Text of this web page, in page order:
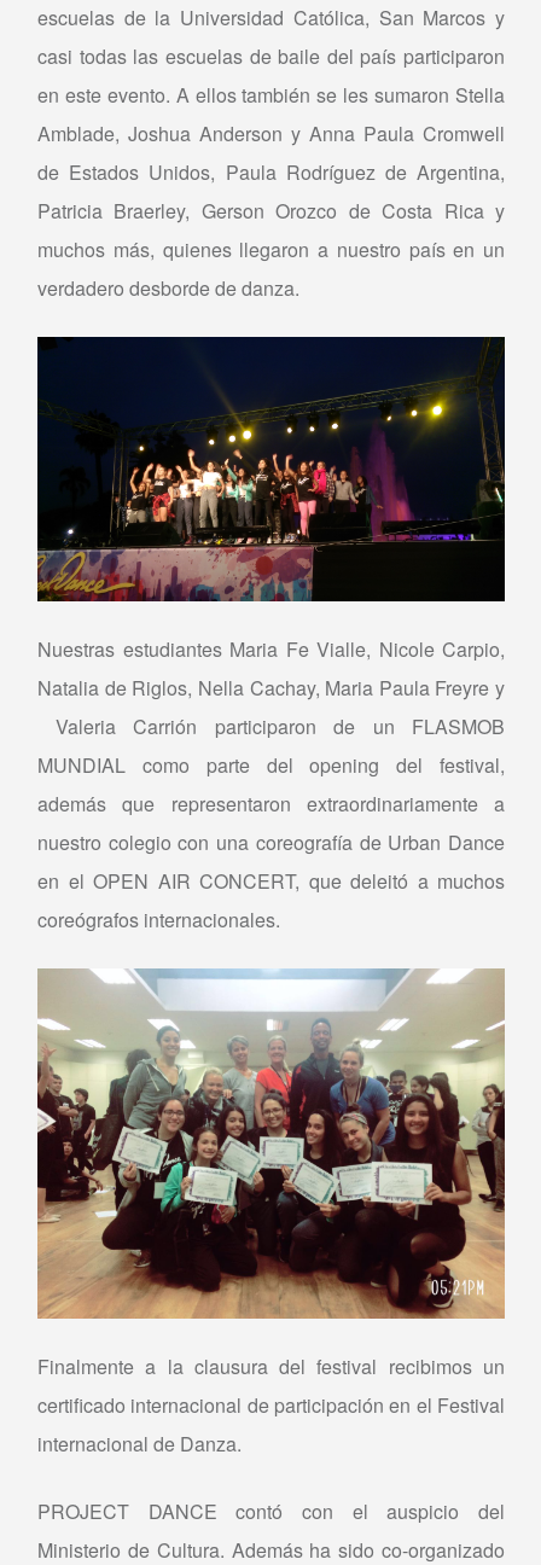
escuelas de la Universidad Católica, San Marcos y
casi todas las escuelas de baile del país participaron
en este evento. A ellos también se les sumaron Stella
Amblade, Joshua Anderson y Anna Paula Cromwell
de Estados Unidos, Paula Rodríguez de Argentina,
Patricia Braerley, Gerson Orozco de Costa Rica y
muchos más, quienes llegaron a nuestro país en un
verdadero desborde de danza.
Nuestras estudiantes Maria Fe Vialle, Nicole Carpio,
Natalia de Riglos, Nella Cachay, Maria Paula Freyre y
Valeria Carrión participaron de un FLASMOB
MUNDIAL como parte del opening del festival,
además que representaron extraordinariamente a
nuestro colegio con una coreografía de Urban Dance
en el OPEN AIR CONCERT, que deleitó a muchos
coreógrafos internacionales.
Finalmente a la clausura del festival recibimos un
certificado internacional de participación en el Festival
internacional de Danza.
PROJECT DANCE contó con el auspicio del
Ministerio de Cultura. Además ha sido co-organizado